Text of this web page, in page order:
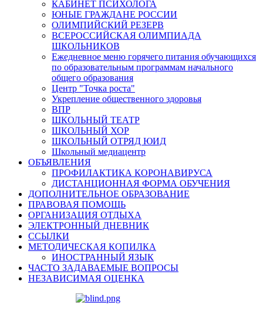
КАБИНЕТ ПСИХОЛОГА
ЮНЫЕ ГРАЖДАНЕ РОССИИ
ОЛИМПИЙСКИЙ РЕЗЕРВ
ВСЕРОССИЙСКАЯ ОЛИМПИАДА
ШКОЛЬНИКОВ
Ежедневное меню горячего питания обучающихся
по образовательным программам начального
общего образования
Центр "Точка роста"
Укрепление общественного здоровья
ВПР
ШКОЛЬНЫЙ ТЕАТР
ШКОЛЬНЫЙ ХОР
ШКОЛЬНЫЙ ОТРЯД ЮИД
Школьный медиацентр
ОБЪЯВЛЕНИЯ
ПРОФИЛАКТИКА КОРОНАВИРУСА
ДИСТАНЦИОННАЯ ФОРМА ОБУЧЕНИЯ
ДОПОЛНИТЕЛЬНОЕ ОБРАЗОВАНИЕ
ПРАВОВАЯ ПОМОЩЬ
ОРГАНИЗАЦИЯ ОТДЫХА
ЭЛЕКТРОННЫЙ ДНЕВНИК
ССЫЛКИ
МЕТОДИЧЕСКАЯ КОПИЛКА
ИНОСТРАННЫЙ ЯЗЫК
ЧАСТО ЗАДАВАЕМЫЕ ВОПРОСЫ
НЕЗАВИСИМАЯ ОЦЕНКА